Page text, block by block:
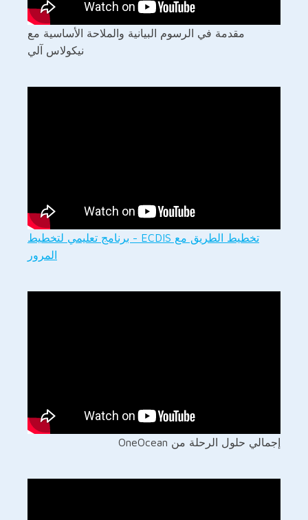
مقدمة في الرسوم البيانية والملاحة الأساسية مع
نيكولاس آلي
تخطيط الطريق مع ECDIS - برنامج تعليمي لتخطيط
المرور
إجمالي حلول الرحلة من OneOcean